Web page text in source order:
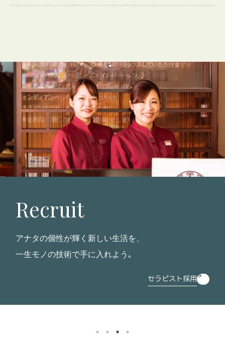
Recruit
アナタの個性が輝く新しい生活を、
一生モノの技術で手に入れよう｡
セラピスト採用